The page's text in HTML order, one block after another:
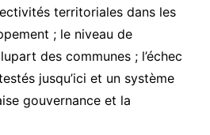
territoriales dans les
; le niveau de
des communes ; l’échec
jusqu’ici et un système
gouvernance et la